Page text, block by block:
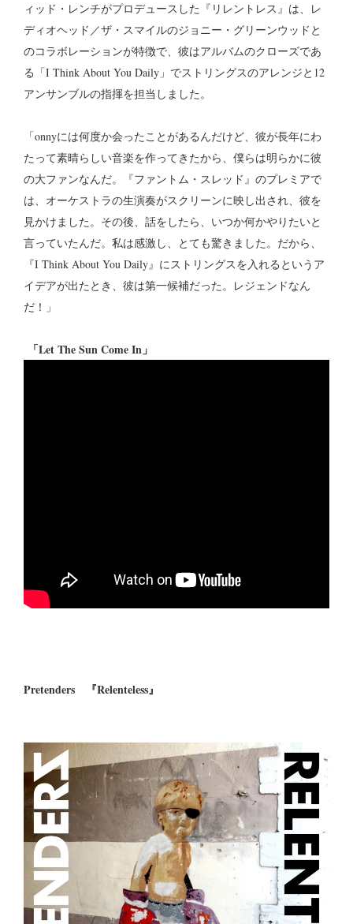
ィッド・レンチがプロデュースした『リレントレス』は、レ
ディオヘッド／ザ・スマイルのジョニー・グリーンウッドと
のコラボレーションが特徴で、彼はアルバムのクローズであ
る「I Think About You Daily」でストリングスのアレンジと12
アンサンブルの指揮を担当しました。
「onnyには何度か会ったことがあるんだけど、彼が長年にわ
たって素晴らしい音楽を作ってきたから、僕らは明らかに彼
の大ファンなんだ。『ファントム・スレッド』のプレミアで
は、オーケストラの生演奏がスクリーンに映し出され、彼を
見かけました。その後、話をしたら、いつか何かやりたいと
言っていたんだ。私は感激し、とても驚きました。だから、
『I Think About You Daily』にストリングスを入れるというア
イデアが出たとき、彼は第一候補だった。レジェンドなん
だ！」
「Let The Sun Come In」
Pretenders 『Relenteless』